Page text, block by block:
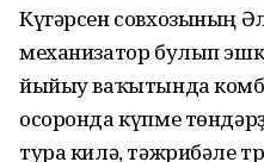
Күгәрсен совхозының
механизатор булып
йыйыу ваҡытында
осоронда күпме
тура килә, тәжрибәле